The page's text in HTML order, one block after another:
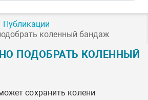
Публикации
коленный бандаж
ПОДОБРАТЬ КОЛЕННЫЙ
сохранить колени